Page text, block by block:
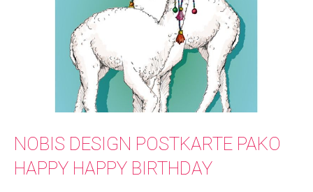
NOBIS DESIGN POSTKARTE PAKO
HAPPY HAPPY BIRTHDAY